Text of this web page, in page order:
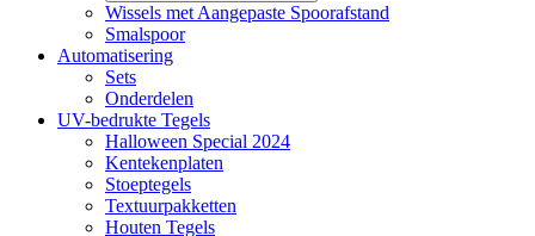
Wissels met Aangepaste Spoorafstand
Smalspoor
Automatisering
Sets
Onderdelen
UV-bedrukte Tegels
Halloween Special 2024
Kentekenplaten
Stoeptegels
Textuurpakketten
Houten Tegels